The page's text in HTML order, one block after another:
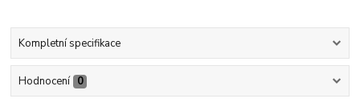
Kompletní specifikace
Hodnocení 0